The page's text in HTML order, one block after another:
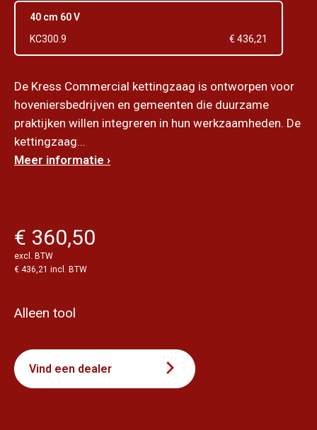
40 cm 60 V
KC300.9
€ 436,21
De Kress Commercial kettingzaag is ontworpen voor
hoveniersbedrijven en gemeenten die duurzame
praktijken willen integreren in hun werkzaamheden. De
kettingzaag...
Meer informatie ›
€ 360,50
excl. BTW
€ 436,21 incl. BTW
Alleen tool
Vind een dealer